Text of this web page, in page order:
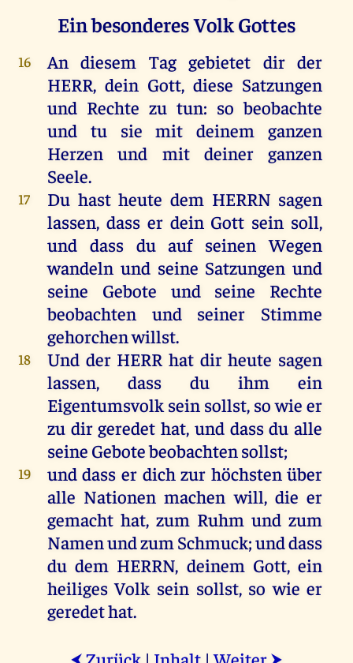
Ein besonderes Volk Gottes
16 An diesem Tag gebietet dir der
HERR, dein Gott,diese Satzungen
und Rechte zu tun: so beobachte
und tu sie mit deinem
ganzen
Herzen
und mit deiner
ganzen
Seele.
17 Du hast heute dem HERRN sagen
lassen, dass er dein Gott sein soll,
unddass du auf seinen Wegen
wandeln und seine Satzungen und
seine
Gebote und seine
Rechte
beobachten und seiner
Stimme
gehorchenwillst.
18 Und der HERR hat dir heute sagen
lassen, dass du ihm
ein
Eigentumsvolk sein sollst, so wie er
zu dir geredet hat, unddassdu alle
seine Gebotebeobachtensollst;
19 unddass er dich zur höchsten über
alle Nationenmachen will, die er
gemacht hat, zum Ruhm und zum
Namenundzum Schmuck;unddass
du dem HERRN, deinem Gott,ein
heiliges Volk sein sollst, so wie er
geredethat.
⮜ ⮞